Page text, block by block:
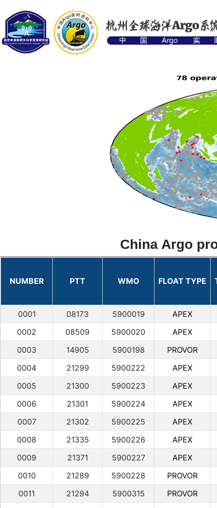
China Argo
NUMBER PTT WMO FLOAT TYPE
0001 08173 5900019
APEX
0002
08509 5900020
APEX
0003
14905 5900198
PROVOR
0004
21299 5900222
APEX
0005
21300 5900223
APEX
0006
21301 5900224
APEX
0007
21302 5900225
APEX
0008
21335 5900226
APEX
0009
21371 5900227
APEX
0010
21289 5900228
PROVOR
0011
21294 5900315
PROVOR